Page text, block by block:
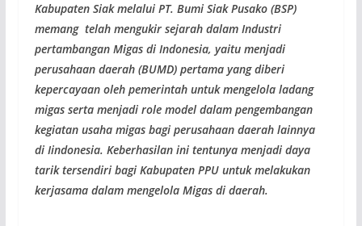
Kabupaten Siak melalui PT. Bumi Siak Pusako (BSP)
memang telah mengukir sejarah dalam Industri
pertambangan Migas di Indonesia, yaitu menjadi
perusahaan daerah (BUMD) pertama yang diberi
kepercayaan oleh pemerintah untuk mengelola ladang
migas serta menjadi role model dalam pengembangan
kegiatan usaha migas bagi perusahaan daerah lainnya
di Iindonesia. Keberhasilan ini tentunya menjadi daya
tarik tersendiri bagi Kabupaten PPU untuk melakukan
kerjasama dalam mengelola Migas di daerah.